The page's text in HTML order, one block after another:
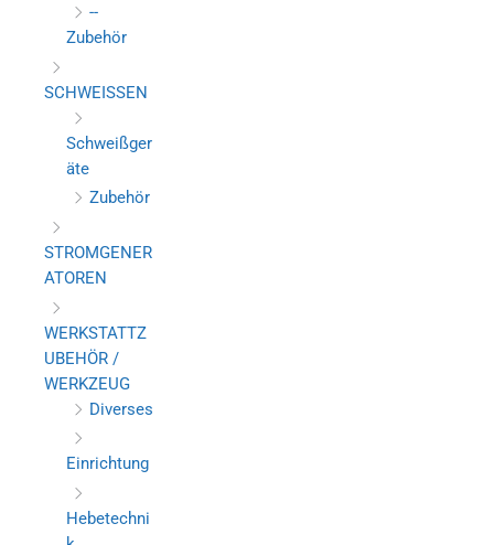
--
Zubehör
SCHWEISSEN
Schweißger
äte
Zubehör
STROMGENER
ATOREN
WERKSTATTZ
UBEHÖR /
WERKZEUG
Diverses
Einrichtung
Hebetechni